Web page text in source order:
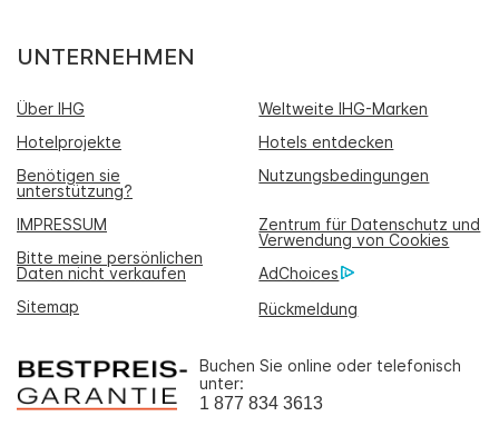
UNTERNEHMEN
Über IHG
Weltweite IHG-Marken
Hotelprojekte
Hotels entdecken
Benötigen sie
unterstützung?
Nutzungsbedingungen
IMPRESSUM
Zentrum für Datenschutz und
Verwendung von Cookies
Bitte meine persönlichen
Daten nicht verkaufen
AdChoices
Sitemap
Rückmeldung
Buchen Sie online oder telefonisch
unter:
1 877 834 3613